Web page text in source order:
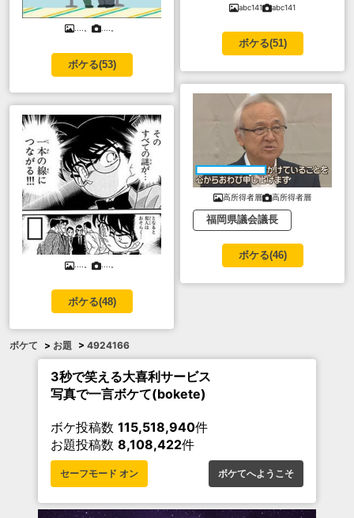
ボケる(53)
....。 ....。
ボケる(48)
abc141 abc141
ボケる(51)
高所得者層 高所得者層
福岡県議会議長
ボケる(46)
ボケて > お題 > 4924166
3秒で笑える大喜利サービス
写真で一言ボケて(bokete)
ボケ投稿数 115,518,940件
お題投稿数 8,108,422件
セーフモード オン ボケてへようこそ